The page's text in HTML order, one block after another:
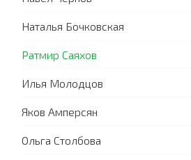
Наталья Бочковская
Ратмир Саяхов
Илья Молодцов
Яков Амперсян
Ольга Столбова